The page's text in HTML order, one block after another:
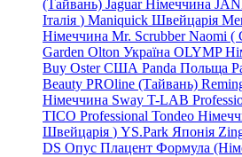
(Тайвань) Jaguar Німеччина
Італія ) Maniquick Швейцарія
Німеччина Mr. Scrubber Naomi (
Garden Olton Україна OLYMP
Buy Oster США Panda Польща
Beauty PROline (Тайвань)
Німеччина Sway T-LAB
TICO Professional Tondeo
Швейцарія ) YS.Park Японія
DS Опус Плацент Формула